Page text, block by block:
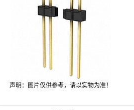
声明：图片仅供参考，请以实物为准！